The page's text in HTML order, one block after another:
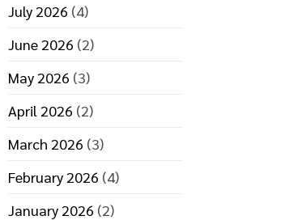
July 2026 (4)
June 2026 (2)
May 2026 (3)
April 2026 (2)
March 2026 (3)
February 2026 (4)
January 2026 (2)